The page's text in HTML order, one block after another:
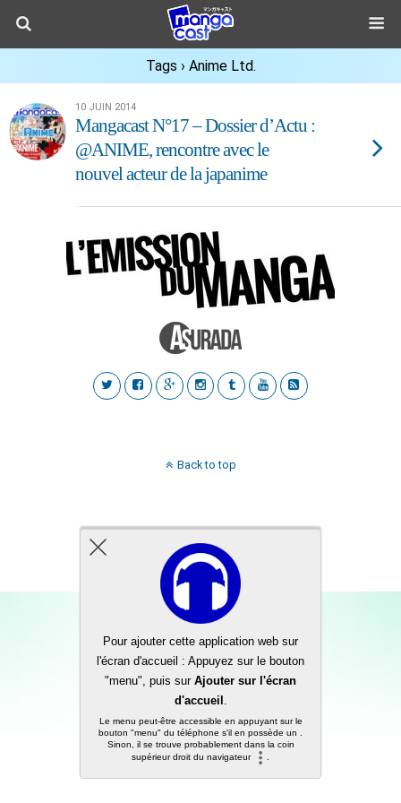
Tags › Anime Ltd.
10 JUIN 2014
Mangacast N°17 – Dossier d’Actu :
@ANIME, rencontre avec le
nouvel acteur de la japanime
Back to top